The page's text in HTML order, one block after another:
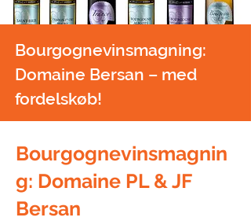
Bourgognevinsmagning:
Domaine Bersan – med
fordelskøb!
Bourgognevinsmagnin
g: Domaine PL & JF
Bersan